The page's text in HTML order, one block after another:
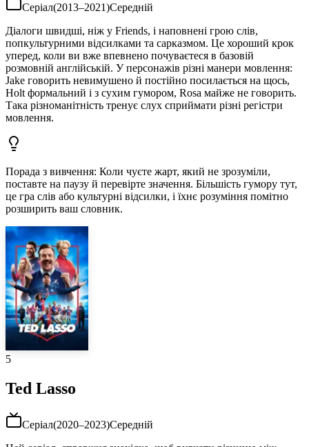
Серіал(2013–2021)Середній
Діалоги швидші, ніж у Friends, і наповнені грою слів,
попкультурними відсилками та сарказмом. Це хороший крок
уперед, коли ви вже впевнено почуваєтеся в базовій
розмовній англійській. У персонажів різні манери мовлення:
Jake говорить невимушено й постійно посилається на щось,
Holt формальний і з сухим гумором, Rosa майже не говорить.
Така різноманітність тренує слух сприймати різні регістри
мовлення.
Порада з вивчення: Коли чуєте жарт, який не зрозуміли,
поставте на паузу й перевірте значення. Більшість гумору тут,
це гра слів або культурні відсилки, і їхнє розуміння помітно
розширить ваш словник.
5
Ted Lasso
Серіал(2020–2023)Середній